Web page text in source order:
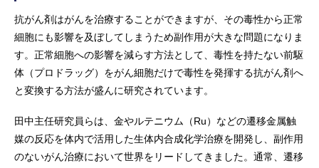
抗がん剤はがんを治療することができますが、その毒性から正常
細胞にも影響を及ぼしてしまうため副作用が大きな問題になりま
す。正常細胞への影響を減らす方法として、毒性を持たない前駆
体（プロドラッグ）をがん細胞だけで毒性を発揮する抗がん剤へ
と変換する方法が盛んに研究されています。
田中主任研究員らは、金やルテニウム（Ru）などの遷移金属触
媒の反応を体内で活用した生体内合成化学治療を開発し、副作用
のないがん治療において世界をリードしてきました。通常、遷移